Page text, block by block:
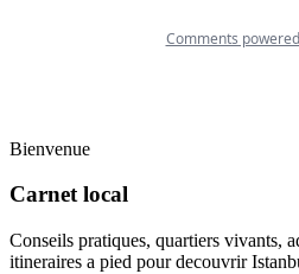
Bienvenue
Carnet local
Conseils pratiques, quartiers vivants,
itineraires a pied pour decouvrir